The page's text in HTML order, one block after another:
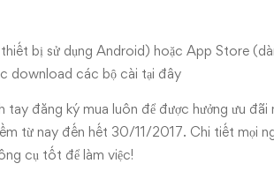
bị sử dụng Android) hoặc App Store
download các bộ cài tại đây
đăng ký mua luôn để được hưởng ưu đãi
từ nay đến hết 30/11/2017. Chi tiết mọi
cụ tốt để làm việc!